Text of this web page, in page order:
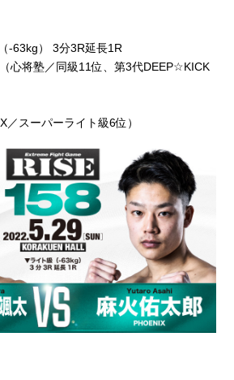
63kg） 3分3R延長1R
心将塾／同級11位、第3代DEEP☆KICK
／スーパーライト級6位）